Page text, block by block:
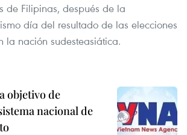
de Filipinas, después de la
día del resultado de las elecciones
la nación sudesteasiática.
objetivo de
nacional de